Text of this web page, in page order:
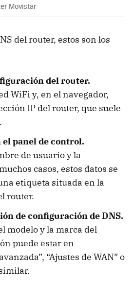
Movistar
del router, estos son los
del router.
WiFi y, en el navegador,
IP del router, que suele
.
panel de control.
de usuario y la
casos, estos datos se
etiqueta situada en la
router.
de configuración de DNS.
modelo y la marca del
puede estar en
“Ajustes de WAN” o